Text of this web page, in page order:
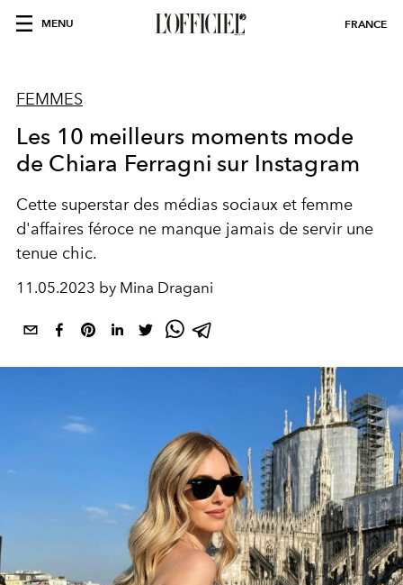
MENU FRANCE
FEMMES
Les 10 meilleurs moments mode
de Chiara Ferragni sur Instagram
Cette superstar des médias sociaux et femme
d'affaires féroce ne manque jamais de servir une
tenue chic.
11.05.2023 by Mina Dragani